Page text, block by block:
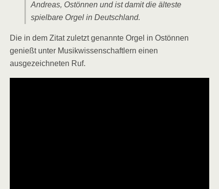
Andreas, Ostönnen und ist damit die älteste
spielbare Orgel in Deutschland.
Die in dem Zitat zuletzt genannte Orgel in Ostönnen
genießt unter Musikwissenschaftlern einen
ausgezeichneten Ruf.